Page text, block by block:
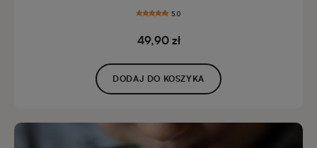
5.0
49,90 zł
DODAJ DO KOSZYKA